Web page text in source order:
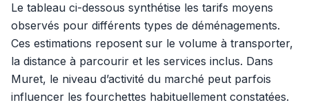
Le tableau ci-dessous synthétise les tarifs moyens
observés pour différents types de déménagements.
Ces estimations reposent sur le volume à transporter,
la distance à parcourir et les services inclus. Dans
Muret, le niveau d’activité du marché peut parfois
influencer les fourchettes habituellement constatées.